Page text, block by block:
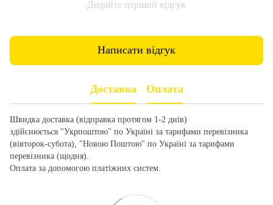
Додайте перший відгук
Написати відгук
Доставка Оплата
Швидка доставка (відправка протягом 1-2 днів)
здійснюється "Укрпоштою" по Україні за тарифами перевізника
(вівторок-субота), "Новою Поштою" по Україні за тарифами
перевізника (щодня).
Оплата за допомогою платіжних систем.